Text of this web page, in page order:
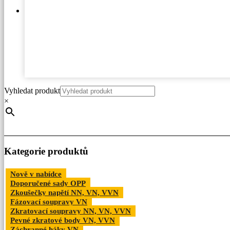
Vyhledat produkt
×
Kategorie produktů
Nově v nabídce
Doporučené sady OPP
Zkoušečky napětí NN, VN, VVN
Fázovací soupravy VN
Zkratovací soupravy NN, VN, VVN
Pevné zkratové body VN, VVN